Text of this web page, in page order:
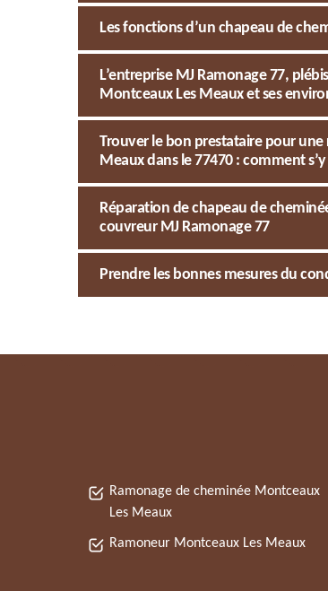
Les fonctions d’un chapeau de
L’entreprise MJ Ramonage 77,
Montceaux Les Meaux et ses
Trouver le bon prestataire pour
Meaux dans le 77470 : comment
Réparation de chapeau de
couvreur MJ Ramonage 77
Prendre les bonnes mesures du
Ramonage de cheminée Montceaux
Les Meaux
Ramoneur Montceaux Les Meaux